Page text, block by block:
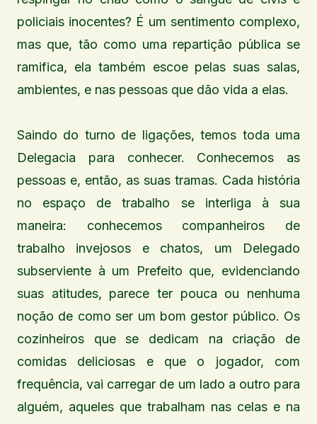
policiais inocentes? É um sentimento complexo,
mas que, tão como uma repartição pública se
ramifica, ela também escoe pelas suas salas,
ambientes, e nas pessoas que dão vida a elas.
Saindo do turno de ligações, temos toda uma
Delegacia para conhecer. Conhecemos as
pessoas e, então, as suas tramas. Cada história
no espaço de trabalho se interliga à sua
maneira: conhecemos companheiros de
trabalho invejosos e chatos, um Delegado
subserviente à um Prefeito que, evidenciando
suas atitudes, parece ter pouca ou nenhuma
noção de como ser um bom gestor público. Os
cozinheiros que se dedicam na criação de
comidas deliciosas e que o jogador, com
frequência, vai carregar de um lado a outro para
alguém, aqueles que trabalham nas celas e na